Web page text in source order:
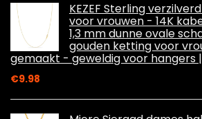
KEZEF Sterling
voor vrouwen - 14K
1,3 mm dunne ovale
gouden ketting voor
gemaakt - geweldig voor hangers |
€9.98